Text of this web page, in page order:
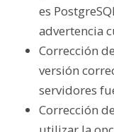
es
advertencia
Corrección de
versión
servidores
Corrección